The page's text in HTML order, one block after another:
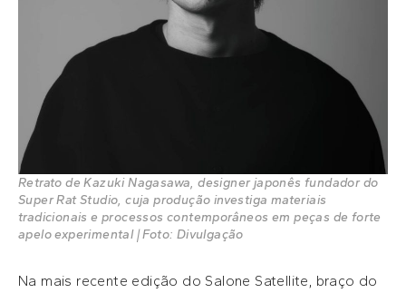
Retrato de Kazuki Nagasawa, designer japonês fundador do
Super Rat Studio, cuja produção investiga materiais
tradicionais e processos contemporâneos em peças de forte
apelo experimental | Foto: Divulgação
Na mais recente edição do Salone Satellite, braço do